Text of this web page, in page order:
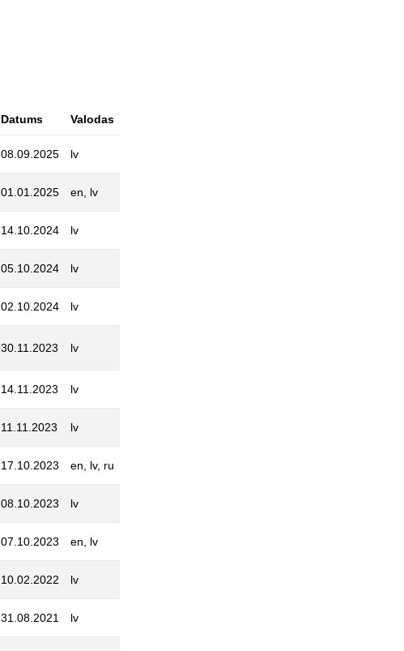
Datums Valodas
08.09.2025 lv
01.01.2025 en, lv
14.10.2024 lv
05.10.2024 lv
02.10.2024 lv
30.11.2023 lv
14.11.2023 lv
11.11.2023 lv
17.10.2023 en, lv, ru
08.10.2023 lv
07.10.2023 en, lv
10.02.2022 lv
31.08.2021 lv